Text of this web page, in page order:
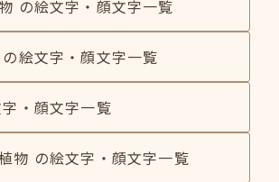
の絵文字・顔文字一覧
絵文字・顔文字一覧
・顔文字一覧
物 の絵文字・顔文字一覧